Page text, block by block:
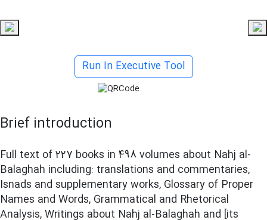
Run In Executive Tool
Brief introduction
Full text of 227 books in 498 volumes about Nahj al-
Balaghah including: translations and commentaries,
Isnads and supplementary works, Glossary of Proper
Names and Words, Grammatical and Rhetorical
Analysis, Writings about Nahj al-Balaghah and [its